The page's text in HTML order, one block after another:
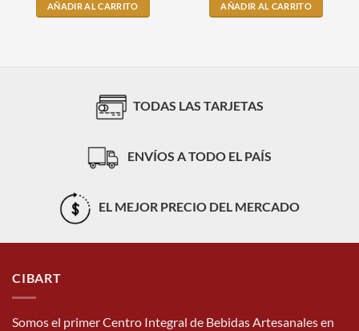
AÑADIR AL CARRITO AÑADIR AL CARRITO
TODAS LAS TARJETAS
ENVÍOS A TODO EL PAÍS
EL MEJOR PRECIO DEL MERCADO
CIBART
Somos el primer Centro Integral de Bebidas Artesanales en